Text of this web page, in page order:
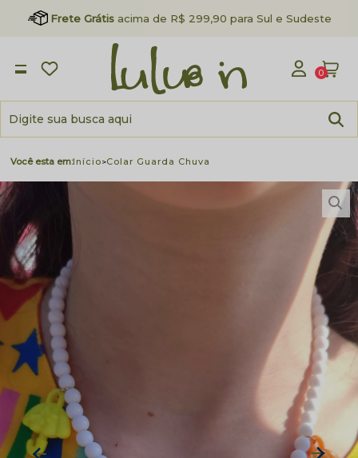
Frete Grátisacima de R$ 299,90 para Sul e Sudeste
0
Início Colar Guarda Chuva